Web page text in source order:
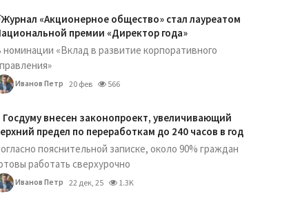
«Акционерное общество» стал лауреатом
премии «Директор года»
номинации «Вклад в развитие корпоративного
Иванов Петр 20 фев 566
Госдуму внесен законопроект, увеличивающий
предел по переработкам до 240 часов в год
пояснительной записке, около 90% граждан
работать сверхурочно
Иванов Петр 22 дек, 25 1.3K